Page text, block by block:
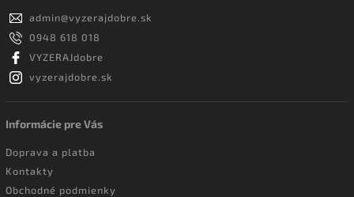
admin@vyzerajdobre.sk
0948 618 018
VYZERAJdobre
vyzerajdobre.sk
Informácie pre Vás
Doprava a platba
Kontakty
Obchodné podmienky